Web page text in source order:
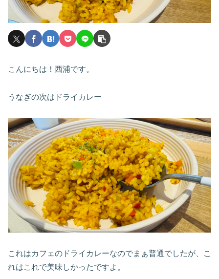
こんにちは！西浦です。
うなぎの次はドライカレー
これはカフェのドライカレーなのでまぁ普通でしたが、こ
れはこれで美味しかったですよ。